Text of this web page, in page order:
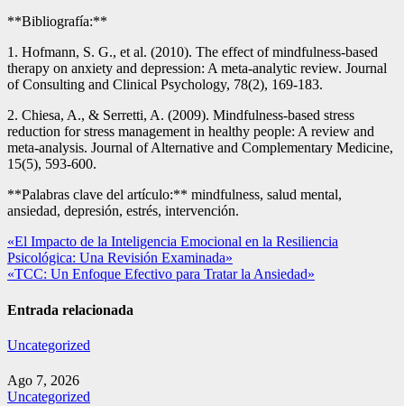
**Bibliografía:**
1. Hofmann, S. G., et al. (2010). The effect of mindfulness-based
therapy on anxiety and depression: A meta-analytic review. Journal
of Consulting and Clinical Psychology, 78(2), 169-183.
2. Chiesa, A., & Serretti, A. (2009). Mindfulness-based stress
reduction for stress management in healthy people: A review and
meta-analysis. Journal of Alternative and Complementary Medicine,
15(5), 593-600.
**Palabras clave del artículo:** mindfulness, salud mental,
ansiedad, depresión, estrés, intervención.
Navegación
de
«El Impacto de la Inteligencia Emocional en la Resiliencia
Psicológica: Una Revisión Examinada»
«TCC: Un Enfoque Efectivo para Tratar la Ansiedad»
Entrada relacionada
Uncategorized
Ago 7, 2026
Uncategorized